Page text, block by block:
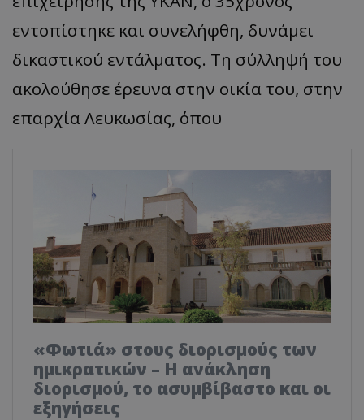
εντοπίστηκε και συνελήφθη, δυνάμει
δικαστικού εντάλματος. Τη σύλληψή του
ακολούθησε έρευνα στην οικία του, στην
επαρχία Λευκωσίας, όπου
«Φωτιά» στους διορισμούς των
ημικρατικών – Η ανάκληση
διορισμού, το ασυμβίβαστο και οι
εξηγήσεις